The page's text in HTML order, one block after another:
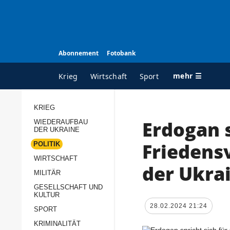
Abonnement Fotobank
Krieg Wirtschaft Sport mehr ☰
ALLE RUBRIKEN
Wiederaufbau der
Politik
Militär
KRIEG
WIEDERAUFBAU
DER UKRAINE
POLITIK
WIRTSCHAFT
MILITÄR
GESELLSCHAFT UND
KULTUR
SPORT
KRIMINALITÄT
Erdogan
der
28.02.2024 21:24